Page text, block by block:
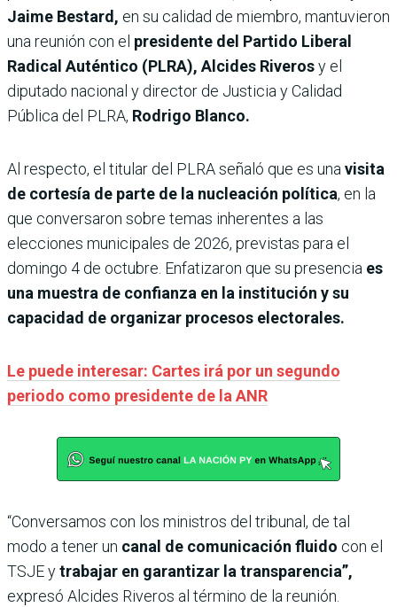
Jaime Bestard, en su calidad de miembro, mantuvieron
una reunión con el presidente del Partido Liberal
Radical Auténtico (PLRA), Alcides Riverosy el
diputado nacional y director de Justicia y Calidad
Pública del PLRA, Rodrigo Blanco.
Al respecto, el titular del PLRA señaló que es una visita
de cortesía de parte de la nucleación política, en la
que conversaron sobre temas inherentes a las
elecciones municipales de 2026, previstas para el
domingo 4 de octubre. Enfatizaron que su presencia es
una muestra de confianza en la institución y su
capacidad de organizar procesos electorales.
Le puede interesar: Cartes irá por un segundo
periodo como presidente de la ANR
“Conversamos con los ministros del tribunal, de tal
modo a tener un canal de comunicación fluido con el
TSJE ytrabajar en garantizar la transparencia”,
expresó Alcides Riveros al término de la reunión.